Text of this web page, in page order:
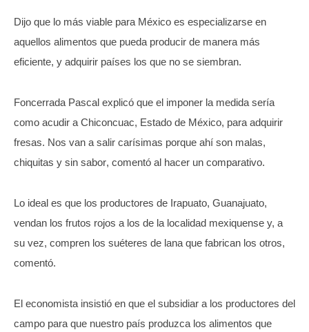
Dijo que lo más viable para México es especializarse en
aquellos alimentos que pueda producir de manera más
eficiente, y adquirir países los que no se siembran.
Foncerrada Pascal explicó que el imponer la medida sería
como acudir a Chiconcuac, Estado de México, para adquirir
fresas. Nos van a salir carísimas porque ahí son malas,
chiquitas y sin sabor, comentó al hacer un comparativo.
Lo ideal es que los productores de Irapuato, Guanajuato,
vendan los frutos rojos a los de la localidad mexiquense y, a
su vez, compren los suéteres de lana que fabrican los otros,
comentó.
El economista insistió en que el subsidiar a los productores del
campo para que nuestro país produzca los alimentos que